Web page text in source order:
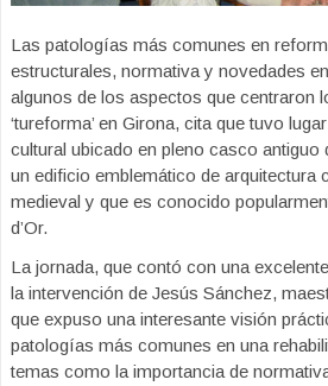
Las patologías más comunes en
estructurales, normativa y novedades
algunos de los aspectos que centraron
‘tureforma’ en Girona, cita que tuvo
cultural ubicado en pleno casco antiguo
un edificio emblemático de arquitectura
medieval y que es conocido
d’Or.
La jornada, que contó con una
la intervención de Jesús Sánchez,
que expuso una interesante visión
patologías más comunes en una
temas como la importancia de